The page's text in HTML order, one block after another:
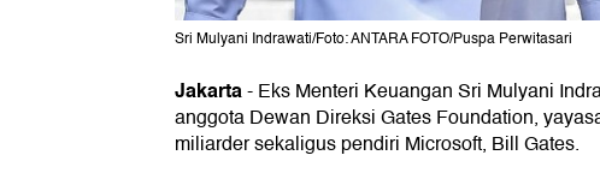
Sri Mulyani Indrawati/Foto: ANTARA FOTO/Puspa Perwitasari
Jakarta-Eks Menteri Keuangan Sri Mulyani
anggota Dewan Direksi Gates Foundation,
miliarder sekaligus pendiri Microsoft, Bill Gates.